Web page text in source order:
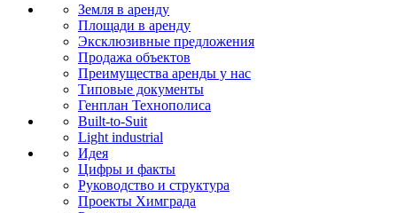
Земля в аренду
Площади в аренду
Эксклюзивные предложения
Продажа объектов
Преимущества аренды у нас
Типовые документы
Генплан Технополиса
Built-to-Suit
Light industrial
Идея
Цифры и факты
Руководство и структура
Проекты Химграда